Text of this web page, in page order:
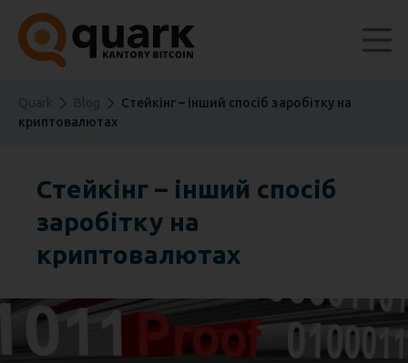
Стейкінг – інший спосіб заробітку на
криптовалютах
Стейкінг – інший спосіб
заробітку на
криптовалютах